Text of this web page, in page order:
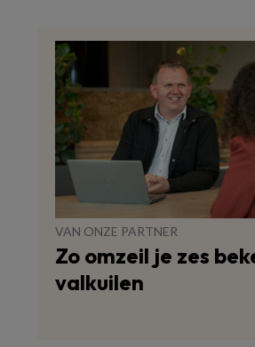
VAN ONZE PARTNER
Zo omzeil je zes
valkuilen